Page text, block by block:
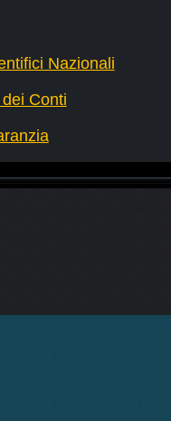
Nazionali
Conti